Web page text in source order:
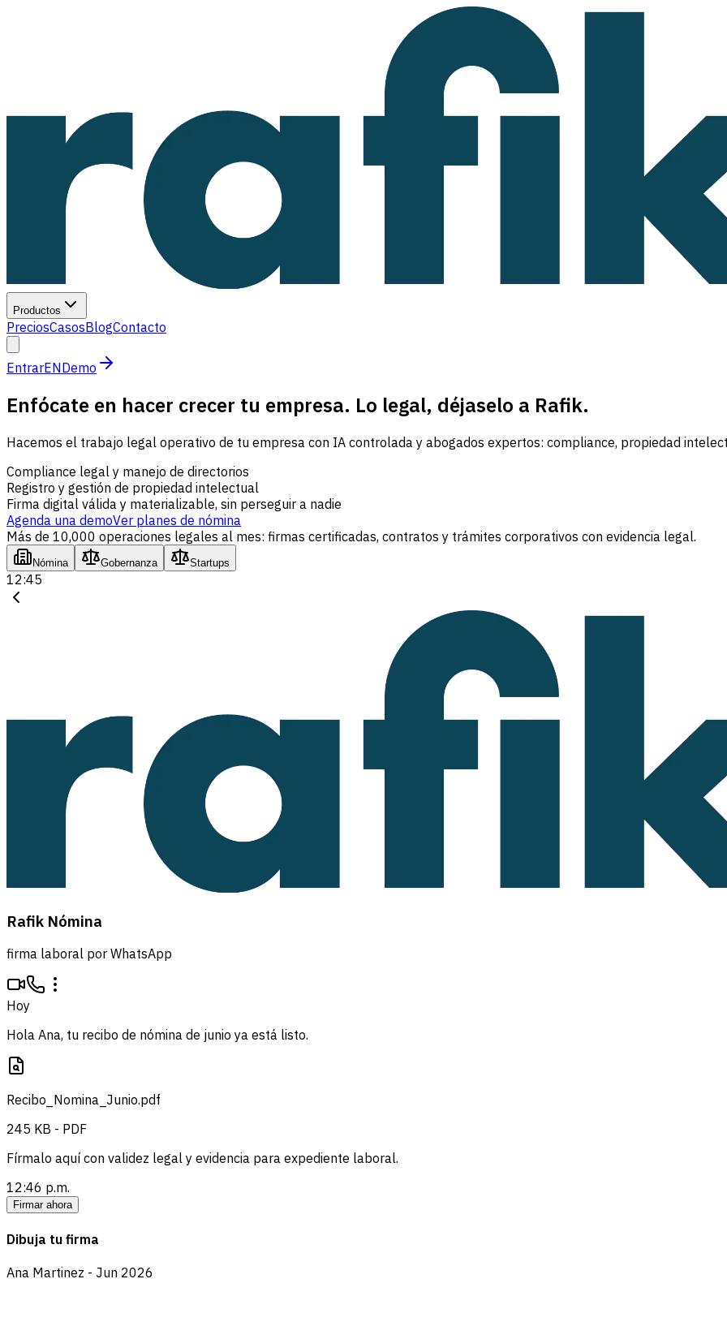
Productos
PreciosCasosBlogContacto
EntrarENDemo
Enfócate en hacer crecer tu empresa. Lo legal, déjaselo a Rafik.
Hacemos el trabajo legal operativo de tu empresa con IA controlada y abogados expertos: compliance, propiedad
Compliance legal y manejo de directorios
Registro y gestión de propiedad intelectual
Firma digital válida y materializable, sin perseguir a nadie
Agenda una demoVer planes de nómina
Más de 10,000 operaciones legales al mes: firmas certificadas, contratos y trámites corporativos con evidencia legal.
Nómina Gobernanza Startups
12:45
Rafik Nómina
firma laboral por WhatsApp
Hoy
Hola Ana, tu recibo de nómina de junio ya está listo.
Recibo_Nomina_Junio.pdf
245 KB - PDF
Fírmalo aquí con validez legal y evidencia para expediente laboral.
12:46 p.m.
Firmar ahora
Dibuja tu firma
Ana Martinez - Jun 2026